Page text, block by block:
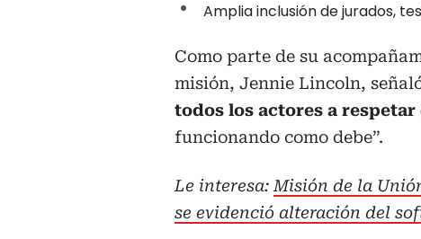
Amplia inclusión de jurados,
Como parte de su
misión, Jennie Lincoln,
todos los actores a
funcionando como debe”.
Le interesa:Misión de la
se evidenció alteración del